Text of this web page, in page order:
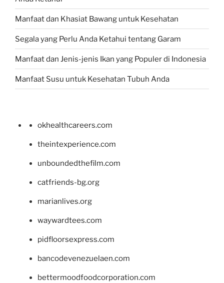
Manfaat dan Khasiat Bawang untuk Kesehatan
Segala yang Perlu Anda Ketahui tentang Garam
Manfaat dan Jenis-jenis Ikan yang Populer di Indonesia
Manfaat Susu untuk Kesehatan Tubuh Anda
okhealthcareers.com
theintexperience.com
unboundedthefilm.com
catfriends-bg.org
marianlives.org
waywardtees.com
pidfloorsexpress.com
bancodevenezuelaen.com
bettermoodfoodcorporation.com